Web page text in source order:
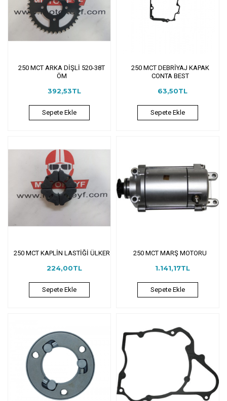
250 MCT ARKA DİŞLİ 520-38T
ÖM
392,53TL
Sepete Ekle
250 MCT DEBRİYAJ KAPAK
CONTA BEST
63,50TL
Sepete Ekle
250 MCT KAPLİN LASTİĞİ ÜLKER
224,00TL
Sepete Ekle
250 MCT MARŞ MOTORU
1.141,17TL
Sepete Ekle